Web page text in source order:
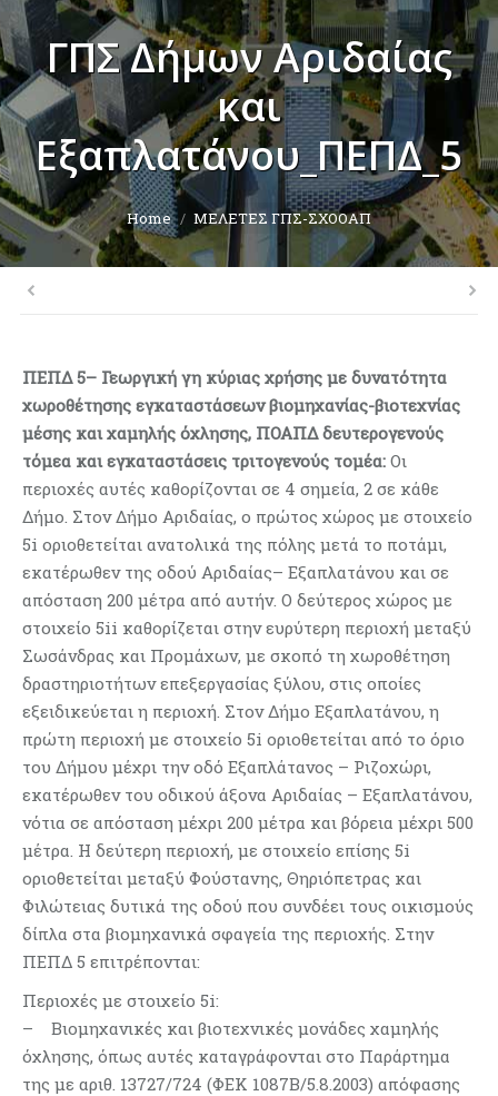
ΓΠΣ Δήμων Αριδαίας
και
Εξαπλατάνου_ΠΕΠΔ_5
You are here:
Home ΜΕΛΕΤΕΣ ΓΠΣ-ΣΧΟΟΑΠ
ΠΕΠΔ 5– Γεωργική γη κύριας χρήσης με δυνατότητα
χωροθέτησης εγκαταστάσεων βιομηχανίας-βιοτεχνίας
μέσης και χαμηλής όχλησης, ΠΟΑΠΔ δευτερογενούς
τόμεα και εγκαταστάσεις τριτογενούς τομέα: Οι
περιοχές αυτές καθορίζονται σε 4 σημεία, 2 σε κάθε
Δήμο. Στον Δήμο Αριδαίας, ο πρώτος χώρος με στοιχείο
5i οριοθετείται ανατολικά της πόλης μετά το ποτάμι,
εκατέρωθεν της οδού Αριδαίας– Εξαπλατάνου και σε
απόσταση 200 μέτρα από αυτήν. Ο δεύτερος χώρος με
στοιχείο 5ii καθορίζεται στην ευρύτερη περιοχή μεταξύ
Σωσάνδρας και Προμάχων, με σκοπό τη χωροθέτηση
δραστηριοτήτων επεξεργασίας ξύλου, στις οποίες
εξειδικεύεται η περιοχή. Στον Δήμο Εξαπλατάνου, η
πρώτη περιοχή με στοιχείο 5i οριοθετείται από το όριο
του Δήμου μέχρι την οδό Εξαπλάτανος – Ριζοχώρι,
εκατέρωθεν του οδικού άξονα Αριδαίας – Εξαπλατάνου,
νότια σε απόσταση μέχρι 200 μέτρα και βόρεια μέχρι 500
μέτρα. Η δεύτερη περιοχή, με στοιχείο επίσης 5i
οριοθετείται μεταξύ Φούστανης, Θηριόπετρας και
Φιλώτειας δυτικά της οδού που συνδέει τους οικισμούς
δίπλα στα βιομηχανικά σφαγεία της περιοχής. Στην
ΠΕΠΔ 5 επιτρέπονται:
Περιοχές με στοιχείο 5i:
– Βιομηχανικές και βιοτεχνικές μονάδες χαμηλής
όχλησης, όπως αυτές καταγράφονται στο Παράρτημα
της με αριθ. 13727/724 (ΦΕΚ 1087Β/5.8.2003) απόφασης